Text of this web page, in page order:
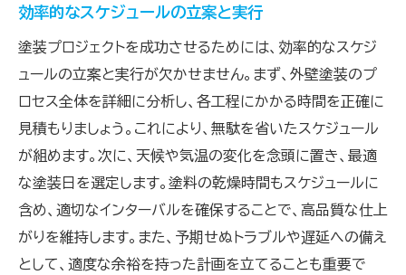
効率的なスケジュールの立案と実行
塗装プロジェクトを成功させるためには、効率的なスケジ
ュールの立案と実行が欠かせません。まず、外壁塗装のプ
ロセス全体を詳細に分析し、各工程にかかる時間を正確に
見積もりましょう。これにより、無駄を省いたスケジュール
が組めます。次に、天候や気温の変化を念頭に置き、最適
な塗装日を選定します。塗料の乾燥時間もスケジュールに
含め、適切なインターバルを確保することで、高品質な仕上
がりを維持します。また、予期せぬトラブルや遅延への備え
として、適度な余裕を持った計画を立てることも重要で